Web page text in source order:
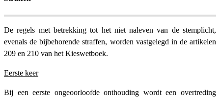
De regels met betrekking tot het niet naleven van de stemplicht,
evenals de bijbehorende straffen, worden vastgelegd in de artikelen
209 en 210 van het Kieswetboek.
Eerste keer
Bij een eerste ongeoorloofde onthouding wordt een overtreding